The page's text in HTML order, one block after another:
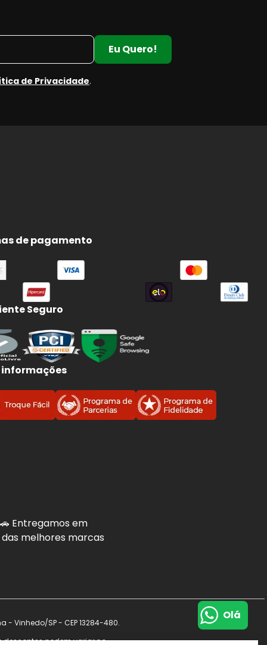
Olá
Eu Quero!
de Privacidade.
de pagamento
Seguro
informações
Entregamos em
melhores marcas
- Vinhedo/SP - CEP 13284-480.
descontos podem variar no